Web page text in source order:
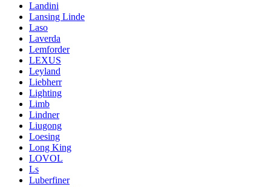
Landini
Lansing Linde
Laso
Laverda
Lemforder
LEXUS
Leyland
Liebherr
Lighting
Limb
Lindner
Liugong
Loesing
Long King
LOVOL
Ls
Luberfiner